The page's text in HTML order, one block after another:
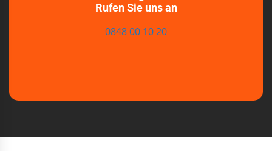
Rufen Sie uns an
0848 00 10 20